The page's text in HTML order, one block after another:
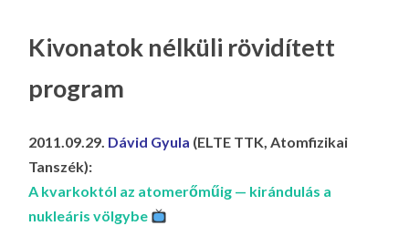
A
G
KI
Kivonatok nélküli rövidített
program
2011.09.29. Dávid Gyula (ELTE TTK, Atomfizikai
Tanszék):
A kvarkoktól az atomerőműig — kirándulás a
nukleáris völgybe